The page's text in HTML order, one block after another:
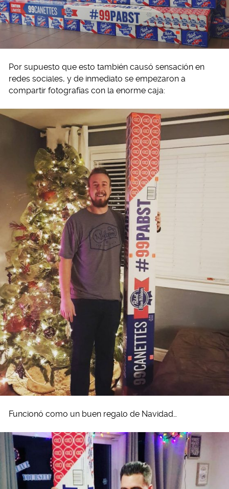
Por supuesto que esto también causó sensación en
redes sociales, y de inmediato se empezaron a
compartir fotografías con la enorme caja:
Funcionó como un buen regalo de Navidad…